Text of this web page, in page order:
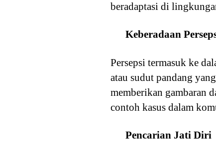
beradaptasi di
Keberadaan
Persepsi termasuk ke
atau sudut pandang
memberikan gambaran
contoh kasus dalam
Pencarian Jati Diri